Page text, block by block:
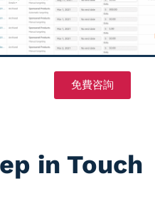
免費咨詢
in Touch